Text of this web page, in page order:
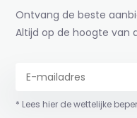
Ontvang de beste
Altijd op de hoogte van
* Lees hier de wettelijke